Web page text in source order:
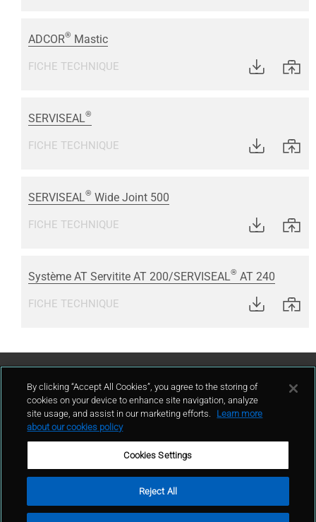
ADCOR® Mastic
FICHE TECHNIQUE
SERVISEAL®
FICHE TECHNIQUE
SERVISEAL® Wide Joint 500
FICHE TECHNIQUE
Système AT Servitite AT 200/SERVISEAL® AT 240
FICHE TECHNIQUE
Contact Us
contact
Conditions d'utilisation
Politique de confidentialité
By clicking “Accept All Cookies”, you agree to the storing of
cookies on your device to enhance site navigation, analyze
site usage, and assist in our marketing efforts.
Learn more
about our cookies policy
Cookies Settings
Reject All